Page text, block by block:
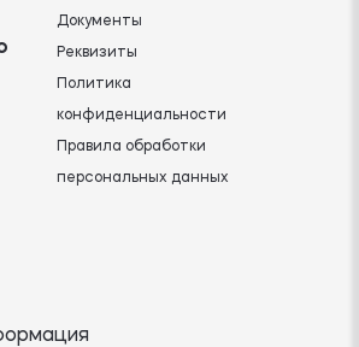
Документы
Реквизиты
Политика
конфиденциальности
Правила обработки
персональных данных